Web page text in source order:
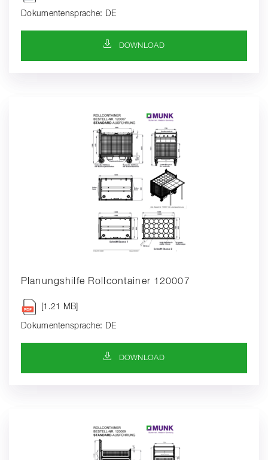
Dokumentensprache: DE
DOWNLOAD-SYMBOL
DOWNLOAD
Planungshilfe Rollcontainer 120007
[1.21 MB]
Dokumentensprache: DE
DOWNLOAD-SYMBOL
DOWNLOAD